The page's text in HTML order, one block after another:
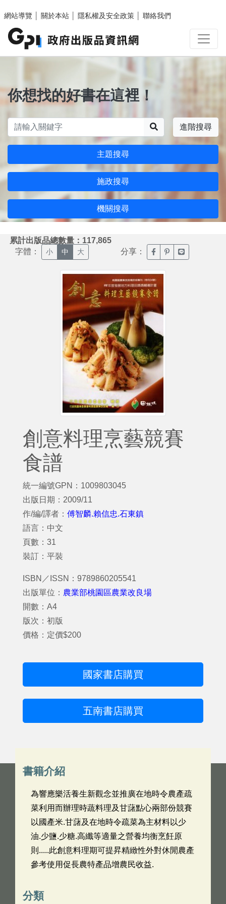
網站導覽
關於本站 隱私權及安全政策 聯絡我們
你想找的好書在這裡！
進階搜尋
主題搜尋
施政搜尋
機關搜尋
累計出版品總數量：117,865
字體： 小 中 大 分享： 臉書分享(另開新視窗)
噗浪分享(另開新
Line分享(另
創意料理烹藝競賽
食譜
統一編號GPN：1009803045
出版日期：2009/11
作/編/譯者： 傅智麟.賴信忠.石東鎮
語言：中文
頁數：31
裝訂：平裝
ISBN／ISSN：9789860205541
出版單位： 農業部桃園區農業改良場
開數：A4
版次：初版
價格：定價$200
國家書店購買
五南書店購買
書籍介紹
為響應樂活養生新觀念並推廣在地時令農產疏
菜利用而辦理時蔬料理及甘藷點心兩部份競賽
以國產米.甘藷及在地時令疏菜為主材料以少
油.少鹽.少糖.高纖等適量之營養均衡烹飪原
則.....此創意料理期可提昇精緻性外對休閒農產
參考使用促長農特產品增農民收益.
分類